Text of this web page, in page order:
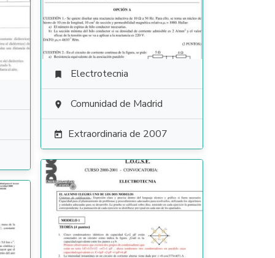
 Electrotecnia
 Comunidad de Madrid
 Extraordinaria de 2007